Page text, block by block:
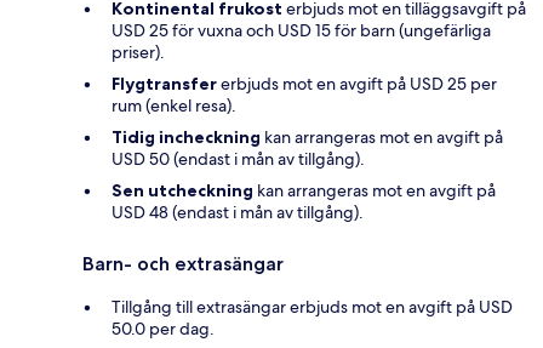
Kontinental frukost erbjuds mot en tilläggsavgift på
USD 25 för vuxna och USD 15 för barn (ungefärliga
priser).
Flygtransfererbjuds mot en avgift på USD 25 per
rum (enkel resa).
Tidig incheckning kan arrangeras mot en avgift på
USD 50 (endast i mån av tillgång).
Sen utcheckning kan arrangeras mot en avgift på
USD 48 (endast i mån av tillgång).
Barn- och extrasängar
Tillgång till extrasängar erbjuds mot en avgift på USD
50.0 per dag.